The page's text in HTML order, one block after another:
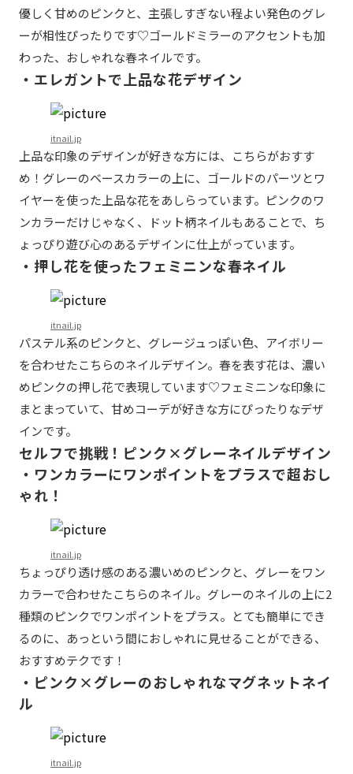
優しく甘めのピンクと、主張しすぎない程よい発色のグレ
ーが相性ぴったりです♡ゴールドミラーのアクセントも加
わった、おしゃれな春ネイルです。
・エレガントで上品な花デザイン
itnail.jp
上品な印象のデザインが好きな方には、こちらがおすす
め！グレーのベースカラーの上に、ゴールドのパーツとワ
イヤーを使った上品な花をあしらっています。ピンクのワ
ンカラーだけじゃなく、ドット柄ネイルもあることで、ち
ょっぴり遊び心のあるデザインに仕上がっています。
・押し花を使ったフェミニンな春ネイル
itnail.jp
パステル系のピンクと、グレージュっぽい色、アイボリー
を合わせたこちらのネイルデザイン。春を表す花は、濃い
めピンクの押し花で表現しています♡フェミニンな印象に
まとまっていて、甘めコーデが好きな方にぴったりなデザ
インです。
セルフで挑戦！ピンク×グレーネイルデザイン
・ワンカラーにワンポイントをプラスで超おし
ゃれ！
itnail.jp
ちょっぴり透け感のある濃いめのピンクと、グレーをワン
カラーで合わせたこちらのネイル。グレーのネイルの上に2
種類のピンクでワンポイントをプラス。とても簡単にでき
るのに、あっという間におしゃれに見せることができる、
おすすめテクです！
・ピンク×グレーのおしゃれなマグネットネイ
ル
itnail.jp